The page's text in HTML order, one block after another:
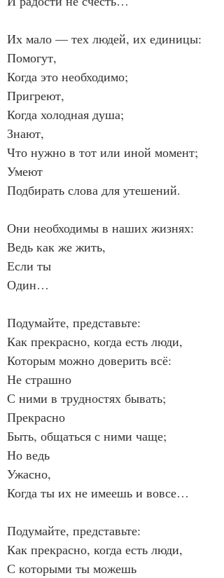
Их мало — тех людей, их единицы:
Помогут,
Когда это необходимо;
Пригреют,
Когда холодная душа;
Знают,
Что нужно в тот или иной момент;
Умеют
Подбирать слова для утешений.
Они необходимы в наших жизнях:
Ведь как же жить,
Если ты
Один…
Подумайте, представьте:
Как прекрасно, когда есть люди,
Которым можно доверить всё:
Не страшно
С ними в трудностях бывать;
Прекрасно
Быть, общаться с ними чаще;
Но ведь
Ужасно,
Когда ты их не имеешь и вовсе…
Подумайте, представьте:
Как прекрасно, когда есть люди,
С которыми ты можешь